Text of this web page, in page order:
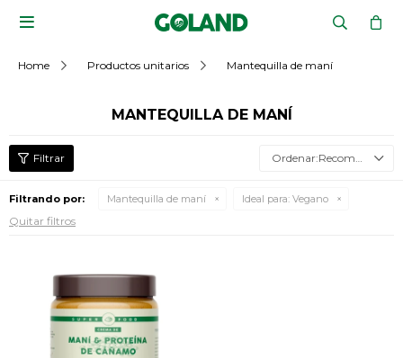

Home Productos unitarios Mantequilla de maní
MANTEQUILLA DE MANÍ
Recomendados
Filtrando por: Mantequilla de maní Ideal para: Vegano
Quitar filtros